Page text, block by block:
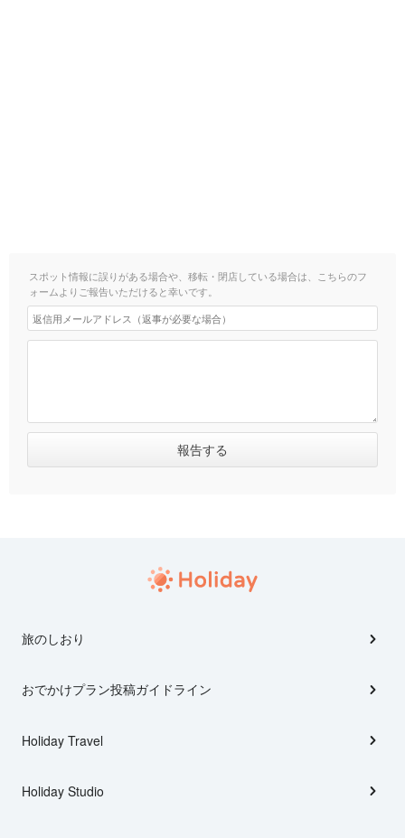
スポット情報に誤りがある場合や、移転・閉店している場合は、こちらのフ
ォームよりご報告いただけると幸いです。
旅のしおり
おでかけプラン投稿ガイドライン
Holiday Travel
Holiday Studio